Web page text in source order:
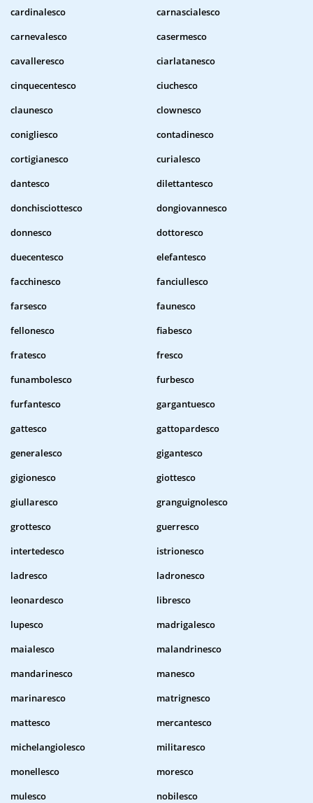
cardinalesco
carnascialesco
carnevalesco
casermesco
cavalleresco
ciarlatanesco
cinquecentesco
ciuchesco
claunesco
clownesco
conigliesco
contadinesco
cortigianesco
curialesco
dantesco
dilettantesco
donchisciottesco
dongiovannesco
donnesco
dottoresco
duecentesco
elefantesco
facchinesco
fanciullesco
farsesco
faunesco
fellonesco
fiabesco
fratesco
fresco
funambolesco
furbesco
furfantesco
gargantuesco
gattesco
gattopardesco
generalesco
gigantesco
gigionesco
giottesco
giullaresco
granguignolesco
grottesco
guerresco
intertedesco
istrionesco
ladresco
ladronesco
leonardesco
libresco
lupesco
madrigalesco
maialesco
malandrinesco
mandarinesco
manesco
marinaresco
matrignesco
mattesco
mercantesco
michelangiolesco
militaresco
monellesco
moresco
mulesco
nobilesco